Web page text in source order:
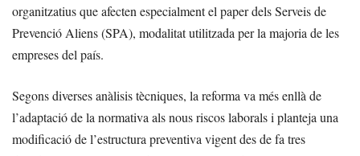
organitzatius que afecten especialment el paper dels Serveis de
Prevenció Aliens (SPA), modalitat utilitzada per la majoria de les
empreses del país.
Segons diverses anàlisis tècniques, la reforma va més enllà de
l’adaptació de la normativa als nous riscos laborals i planteja una
modificació de l’estructura preventiva vigent des de fa tres